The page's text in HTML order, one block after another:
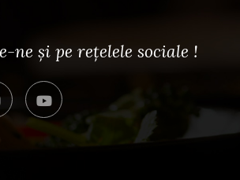
ne și pe rețelele sociale !